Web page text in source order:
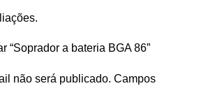
“Soprador a bateria BGA 86”
não será publicado. Campos